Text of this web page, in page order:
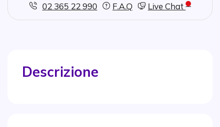
02 365 22 990
F.A.Q Live Chat
Descrizione